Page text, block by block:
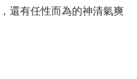
還有任性而為的神清氣爽